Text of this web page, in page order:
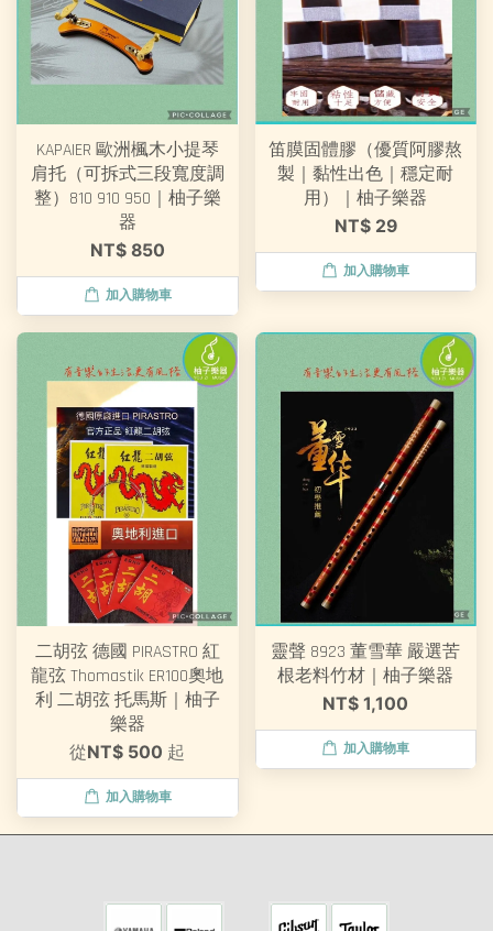
KAPAIER 歐洲楓木小提琴
肩托（可拆式三段寬度調
整）810 910 950｜柚子樂
器
NT$ 850
加入購物車
笛膜固體膠（優質阿膠熬
製｜黏性出色｜穩定耐
用）｜柚子樂器
NT$ 29
加入購物車
二胡弦 德國 PIRASTRO 紅
龍弦 Thomastik ER100奧地
利 二胡弦 托馬斯｜柚子
樂器
從NT$ 500 起
加入購物車
靈聲 8923 董雪華 嚴選苦
根老料竹材｜柚子樂器
NT$ 1,100
加入購物車